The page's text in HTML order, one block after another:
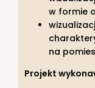
w formie
na
Projekt